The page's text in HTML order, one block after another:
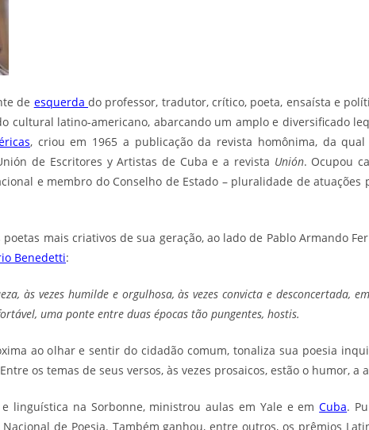
de esquerdado professor, tradutor, crítico, poeta, ensaísta e
cultural latino-americano, abarcando um amplo e diversificado
, criou em 1965 a publicação da revista homônima, da
de Escritores y Artistas de Cuba e a revista Unión. Ocupou
e membro do Conselho de Estado – pluralidade de atuações
mais criativos de sua geração, ao lado de Pablo Armando
Benedetti:
às vezes humilde e orgulhosa, às vezes convicta e desconcertada,
uma ponte entre duas épocas tão pungentes, hostis.
ao olhar e sentir do cidadão comum, tonaliza sua poesia
os temas de seus versos, às vezes prosaicos, estão o humor, a
e linguística na Sorbonne, ministrou aulas em Yale e emCuba.
Nacional de Poesia. Também ganhou, entre outros, os prêmios